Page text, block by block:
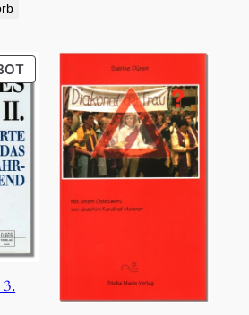
PRODUKT
IM
ANGEBOT